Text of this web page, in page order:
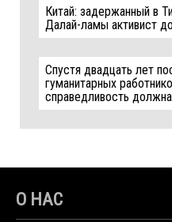
Китай: задержанный в
Далай-ламы активист
Спустя двадцать лет
гуманитарных
справедливость
О НАС